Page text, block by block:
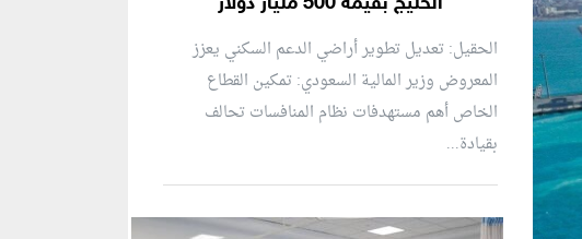
الحقيل: تعديل تطوير أراضي الدعم السكني يعزز
المعروض وزير المالية السعودي: تمكين القطاع
الخاص أهم مستهدفات نظام المنافسات تحالف
بقيادة...